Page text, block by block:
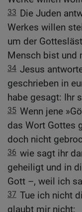
33 Die Juden
Werkes willen
um der
Mensch bist und
34 Jesus
geschrieben in
habe gesagt: Ihr
35 Wenn jene
das Wort Gottes
doch nicht
36 wie sagt ihr
geheiligt und in
Gott –, weil ich
37 Tue ich nicht
glaubt mir nicht;